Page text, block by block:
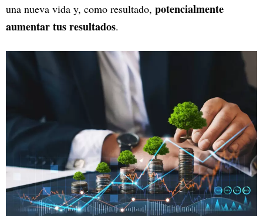
una nueva vida y, como resultado, potencialmente
aumentar tus resultados.